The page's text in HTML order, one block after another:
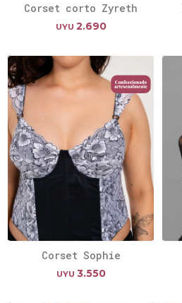
Corset corto Zyreth
UYU 2.690
Corset Sophie
UYU 3.550